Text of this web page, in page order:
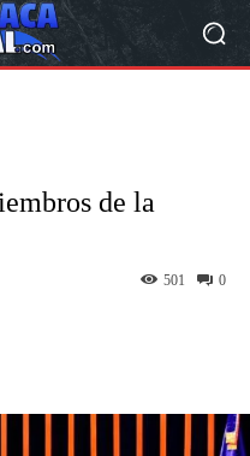
de la
0
501